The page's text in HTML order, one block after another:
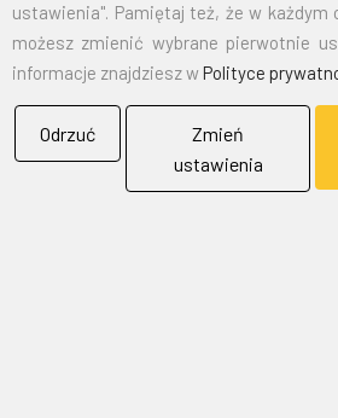
ustawienia". Pamiętaj też, że w każdym
możesz zmienić wybrane pierwotnie
informacje znajdziesz wPolityce
Odrzuć
Zmień
ustawienia
TELEFON:
600 42 11 90,33/816 21 78